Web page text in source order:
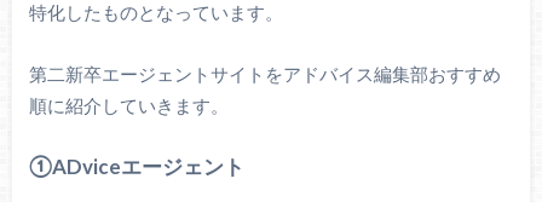
特化したものとなっています。
第二新卒エージェントサイトをアドバイス編集部おすすめ
順に紹介していきます。
①ADviceエージェント